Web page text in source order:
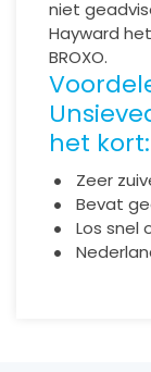
niet
Hayward
BROXO.
het kort:
Zeer
Bevat
Los snel